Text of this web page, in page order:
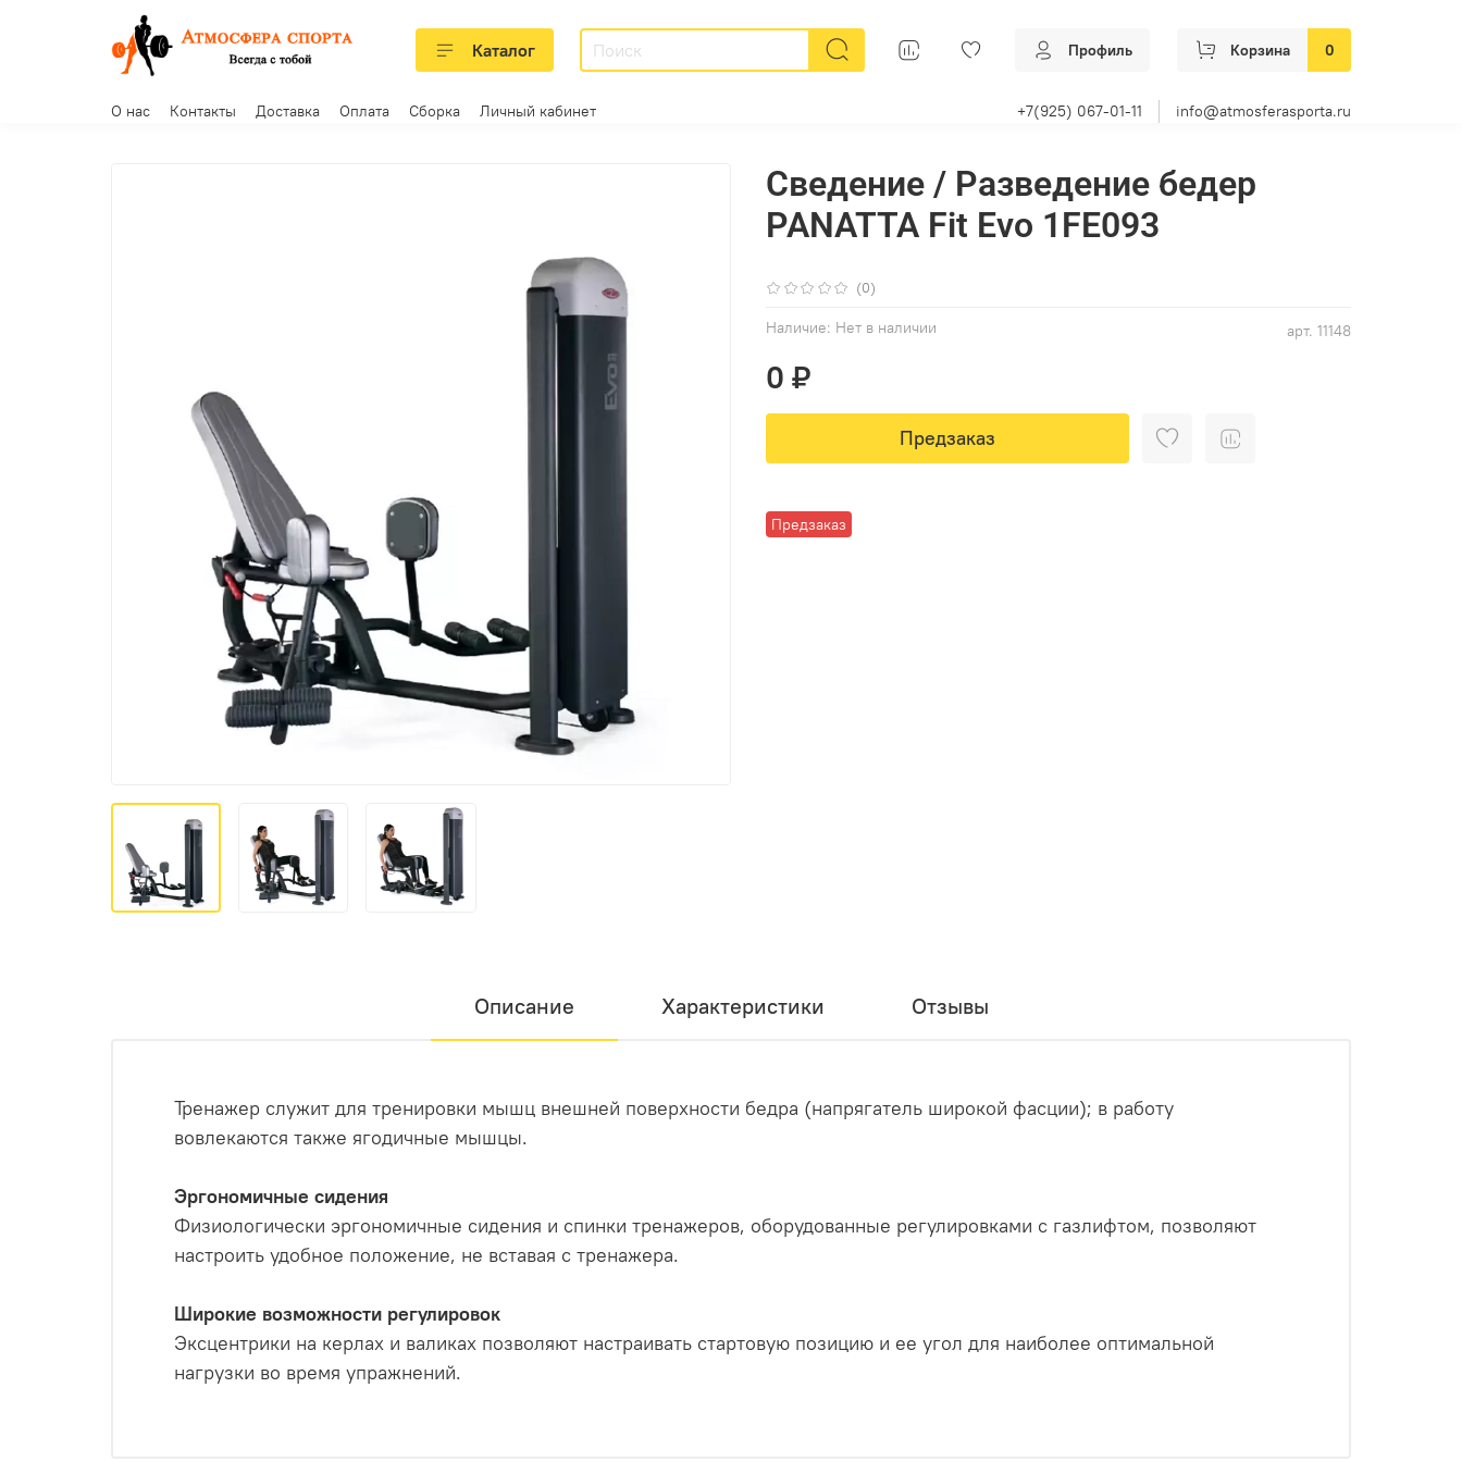
Каталог Профиль Корзина 0
О нас Контакты Доставка Оплата Сборка Личный кабинет +7(925) 067-01-11 info@atmosferasporta.ru
(0)
арт. 11148
Наличие: Нет в наличии
Предзаказ
Сведение / Разведение бедер
PANATTA Fit Evo 1FE093
0 ₽
Предзаказ
Описание Характеристики Отзывы
Тренажер служит для тренировки мышц внешней поверхности бедра (напрягатель широкой фасции); в работу
вовлекаются также ягодичные мышцы.
Эргономичные сидения
Физиологически эргономичные сидения и спинки тренажеров, оборудованные регулировками с газлифтом, позволяют
настроить удобное положение, не вставая с тренажера.
Широкие возможности регулировок
Эксцентрики на керлах и валиках позволяют настраивать стартовую позицию и ее угол для наиболее оптимальной
нагрузки во время упражнений.